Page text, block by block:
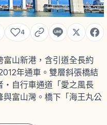
4
山新港，含引道全長約
年通車。雙層斜張橋結
自行車通道「愛之風長
富山灣。橋下「海王丸公